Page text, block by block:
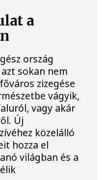
a
ország
sokan nem
zizegése
vágyik,
vagy akár
Új
közelálló
hozza el
világban és a